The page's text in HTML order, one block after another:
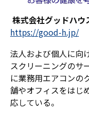
株式会社グッド
https://good-h.jp/
法人および個人に向
スクリーニングのサ
に業務用エアコンの
舗やオフィスをはじ
応している。